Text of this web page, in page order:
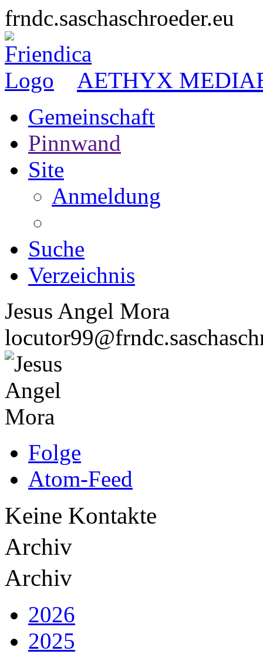
frndc.saschaschroeder.eu
AETHYX
Gemeinschaft
Pinnwand
Site
Anmeldung
Suche
Verzeichnis
Jesus Angel Mora
Folge
Atom-Feed
Keine Kontakte
Archiv
Archiv
2026
2025